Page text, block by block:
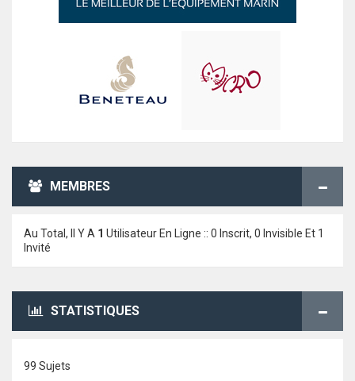
MEMBRES
Au Total, Il Y A 1 Utilisateur En Ligne :: 0 Inscrit, 0 Invisible Et 1
Invité
STATISTIQUES
99 Sujets